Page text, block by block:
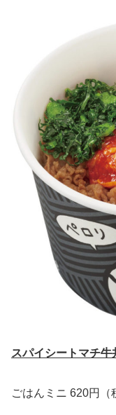
スパイシートマチ牛
ごはんミニ 620円（